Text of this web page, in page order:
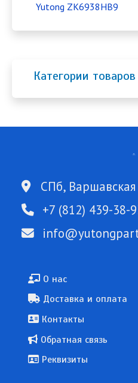
Yutong ZK6938HB9
Категории товаров
СПб,
+7 (812) 439-38-
Подвал
О нас
Доставка и оплата
Контакты
Обратная связь
Реквизиты